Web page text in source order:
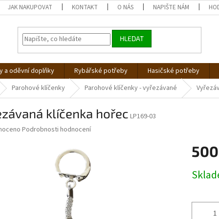
JAK NAKUPOVAT KONTAKT O NÁS NAPIŠTE NÁM
HLEDAT
a oděvní doplňky Rybářské potřeby Hasičské potřeby
Parohové klíčenky Parohové klíčenky - vyřezávané
klíčenka hořec LP169-03
Podrobnosti hodnocení
cena: